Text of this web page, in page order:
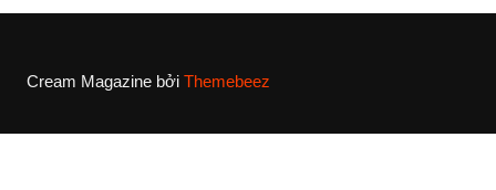
Cream Magazine bởi Themebeez